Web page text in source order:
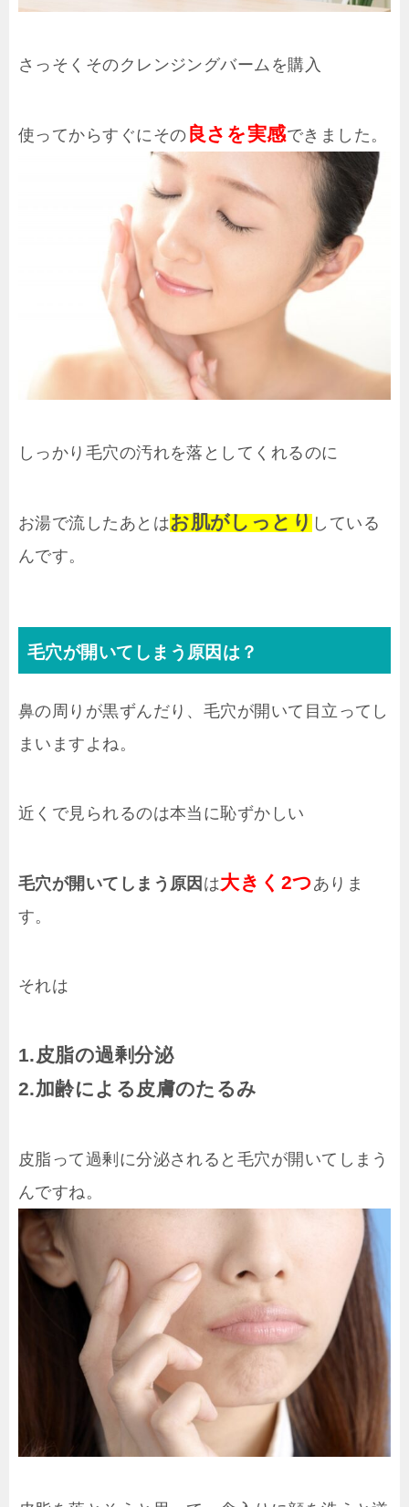
さっそくそのクレンジングバームを購入
使ってからすぐにその 良さを実感できました。
しっかり毛穴の汚れを落としてくれるのに
お湯で流したあとはお肌がしっとり している
んです。
毛穴が開いてしまう原因は？
鼻の周りが黒ずんだり、毛穴が開いて目立ってし
まいますよね。
近くで見られるのは本当に恥ずかしい
毛穴が開いてしまう原因 は大きく2つ ありま
す。
それは
1.皮脂の過剰分泌
2.加齢による皮膚のたるみ
皮脂って過剰に分泌されると毛穴が開いてしまう
んですね。